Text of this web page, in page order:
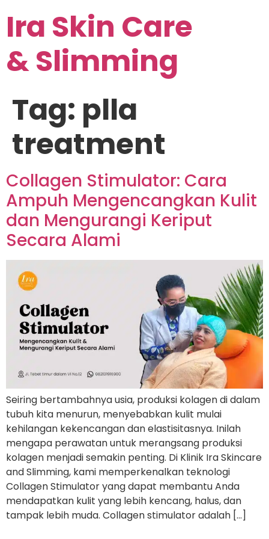
Ira Skin Care
& Slimming
Tag: plla
treatment
Collagen Stimulator: Cara
Ampuh Mengencangkan Kulit
dan Mengurangi Keriput
Secara Alami
Seiring bertambahnya usia, produksi kolagen di dalam
tubuh kita menurun, menyebabkan kulit mulai
kehilangan kekencangan dan elastisitasnya. Inilah
mengapa perawatan untuk merangsang produksi
kolagen menjadi semakin penting. Di Klinik Ira Skincare
and Slimming, kami memperkenalkan teknologi
Collagen Stimulator yang dapat membantu Anda
mendapatkan kulit yang lebih kencang, halus, dan
tampak lebih muda. Collagen stimulator adalah […]